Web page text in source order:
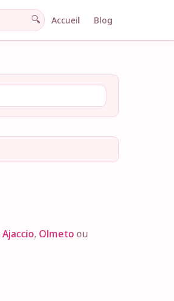
🔍 Accueil Blog
Ajaccio, Olmeto ou